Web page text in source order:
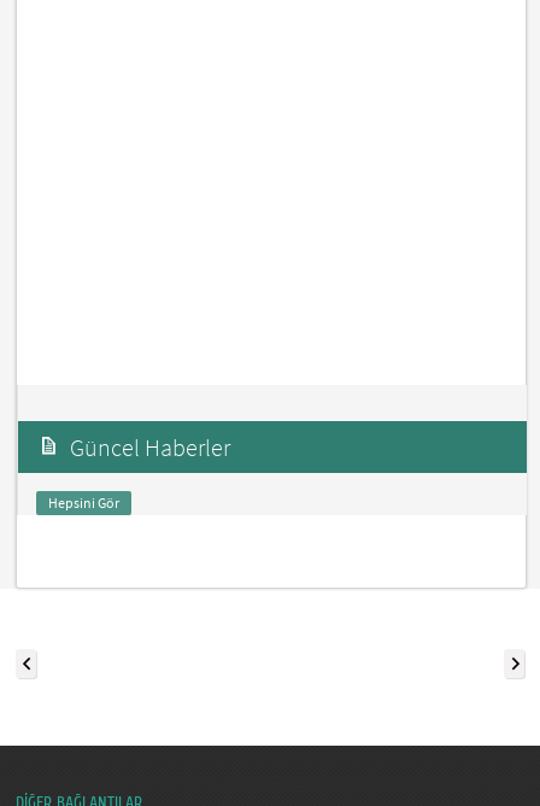
Güncel Haberler
Hepsini Gör